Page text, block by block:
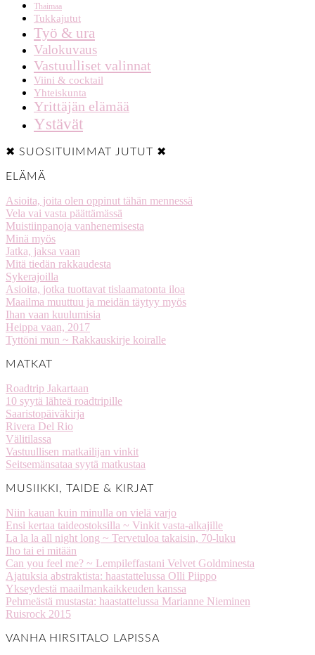
Thaimaa
Tukkajutut
Työ & ura
Valokuvaus
Vastuulliset valinnat
Viini & cocktail
Yhteiskunta
Yrittäjän elämää
Ystävät
✖ SUOSITUIMMAT JUTUT ✖
ELÄMÄ
Asioita, joita olen oppinut tähän mennessä
Vela vai vasta päättämässä
Muistiinpanoja vanhenemisesta
Minä myös
Jatka, jaksa vaan
Mitä tiedän rakkaudesta
Sykerajoilla
Asioita, jotka tuottavat tislaamatonta iloa
Maailma muuttuu ja meidän täytyy myös
Ihan vaan kuulumisia
Heippa vaan, 2017
Tyttöni mun ~ Rakkauskirje koiralle
MATKAT
Roadtrip Jakartaan
10 syytä lähteä roadtripille
Saaristopäiväkirja
Rivera Del Rio
Välitilassa
Vastuullisen matkailijan vinkit
Seitsemänsataa syytä matkustaa
MUSIIKKI, TAIDE & KIRJAT
Niin kauan kuin minulla on vielä varjo
Ensi kertaa taideostoksilla ~ Vinkit vasta-alkajille
La la la all night long ~ Tervetuloa takaisin, 70-luku
Iho tai ei mitään
Can you feel me? ~ Lempileffastani Velvet Goldminesta
Ajatuksia abstraktista: haastattelussa Olli Piippo
Ykseydestä maailmankaikkeuden kanssa
Pehmeästä mustasta: haastattelussa Marianne Nieminen
Ruisrock 2015
VANHA HIRSITALO LAPISSA